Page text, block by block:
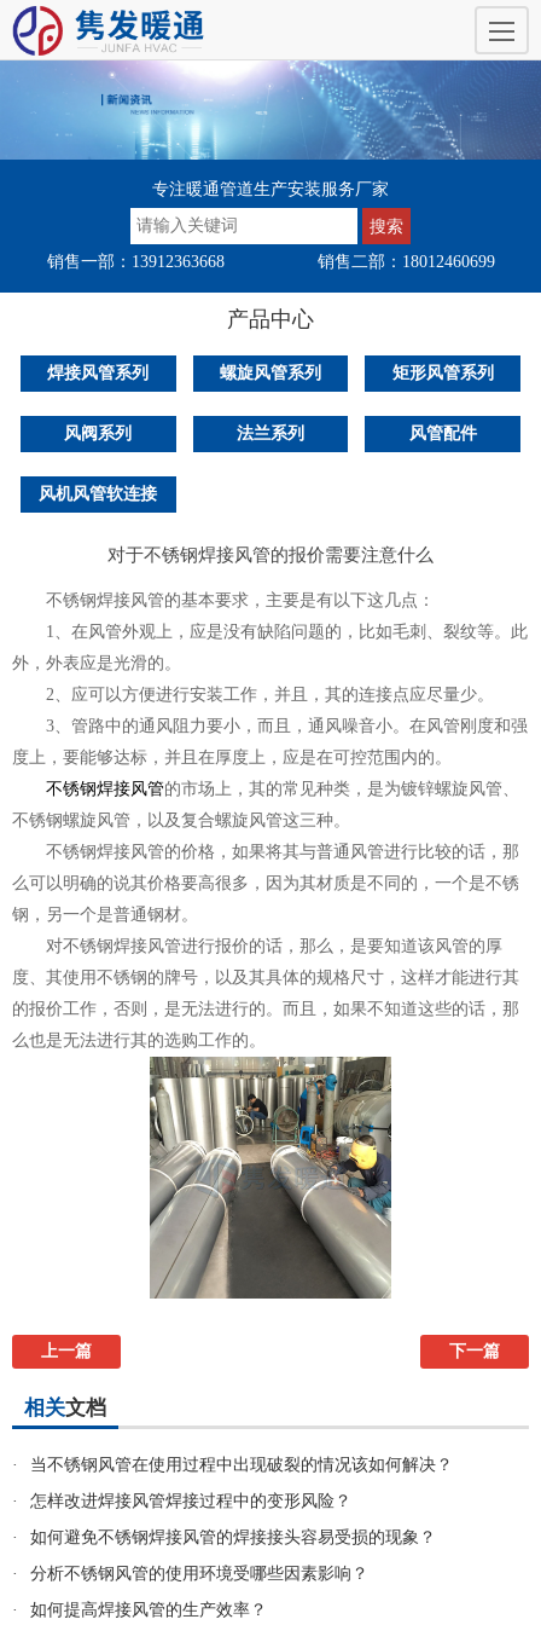
专注暖通管道生产安装服务厂家
销售一部：13912363668 销售二部：18012460699
产品中心
焊接风管系列 螺旋风管系列 矩形风管系列
风阀系列 法兰系列 风管配件
风机风管软连接
对于不锈钢焊接风管的报价需要注意什么
不锈钢焊接风管的基本要求，主要是有以下这几点：
1、在风管外观上，应是没有缺陷问题的，比如毛刺、裂纹等。此
外，外表应是光滑的。
2、应可以方便进行安装工作，并且，其的连接点应尽量少。
3、管路中的通风阻力要小，而且，通风噪音小。在风管刚度和强
度上，要能够达标，并且在厚度上，应是在可控范围内的。
不锈钢焊接风管的市场上，其的常见种类，是为镀锌螺旋风管、
不锈钢螺旋风管，以及复合螺旋风管这三种。
不锈钢焊接风管的价格，如果将其与普通风管进行比较的话，那
么可以明确的说其价格要高很多，因为其材质是不同的，一个是不锈
钢，另一个是普通钢材。
对不锈钢焊接风管进行报价的话，那么，是要知道该风管的厚
度、其使用不锈钢的牌号，以及其具体的规格尺寸，这样才能进行其
的报价工作，否则，是无法进行的。而且，如果不知道这些的话，那
么也是无法进行其的选购工作的。
上一篇 下一篇
相关文档
·
当不锈钢风管在使用过程中出现破裂的情况该如何解决？
·
怎样改进焊接风管焊接过程中的变形风险？
·
如何避免不锈钢焊接风管的焊接接头容易受损的现象？
·
分析不锈钢风管的使用环境受哪些因素影响？
·
如何提高焊接风管的生产效率？